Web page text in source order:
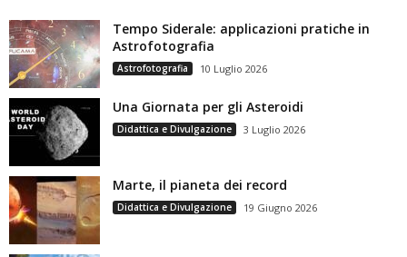
Tempo Siderale: applicazioni pratiche in
Astrofotografia
Astrofotografia 10 Luglio 2026
Una Giornata per gli Asteroidi
Didattica e Divulgazione 3 Luglio 2026
Marte, il pianeta dei record
Didattica e Divulgazione 19 Giugno 2026